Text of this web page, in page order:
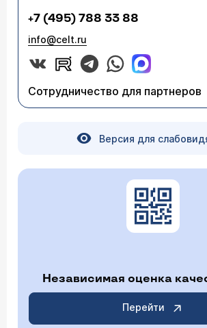
+7 (495) 788 33 88
info@celt.ru
Сотрудничество для партнеров
Версия для
Независимая оценка
Перейти